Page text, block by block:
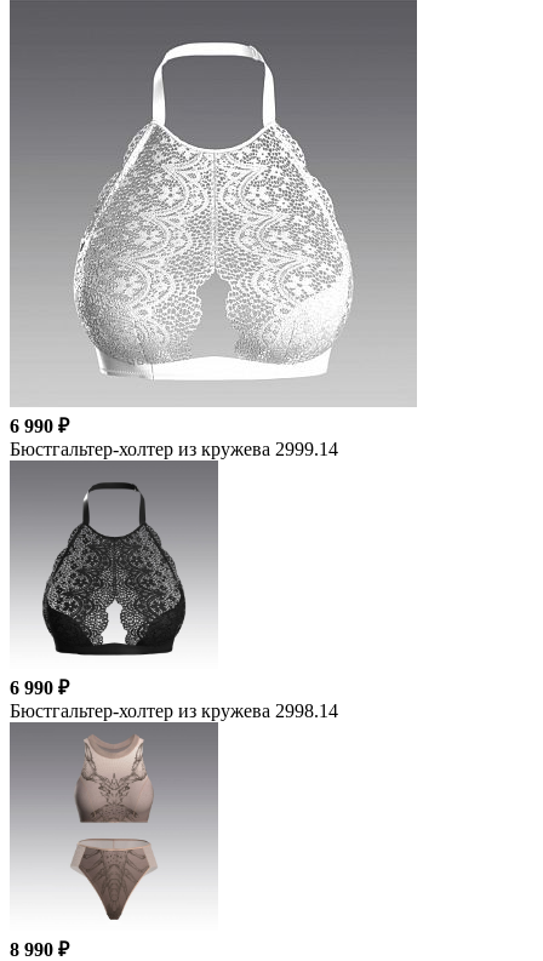
6 990 ₽
Бюстгальтер-холтер из кружева 2999.14
6 990 ₽
Бюстгальтер-холтер из кружева 2998.14
8 990 ₽